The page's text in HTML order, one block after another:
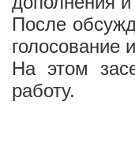
После
голосование
На этом
работу.